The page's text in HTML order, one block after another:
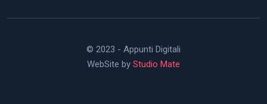
© 2023 - Appunti Digitali
WebSite by Studio Mate